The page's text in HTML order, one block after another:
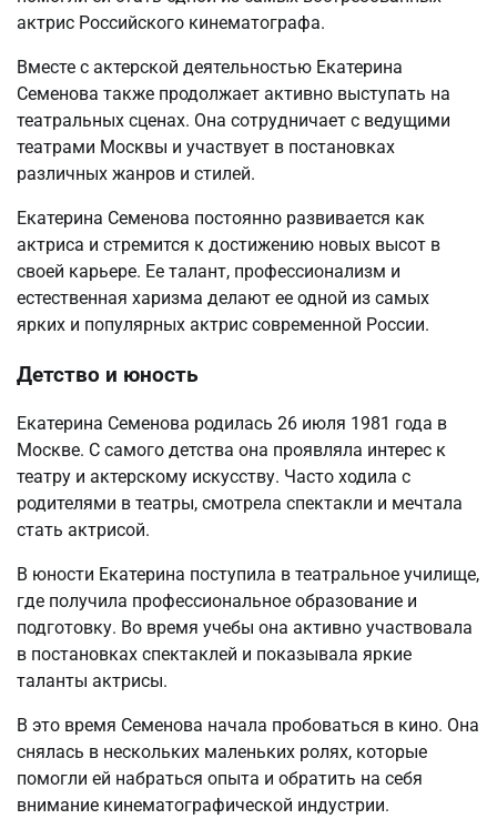
актрис Российского кинематографа.
Вместе с актерской деятельностью Екатерина
Семенова также продолжает активно выступать на
театральных сценах. Она сотрудничает с ведущими
театрами Москвы и участвует в постановках
различных жанров и стилей.
Екатерина Семенова постоянно развивается как
актриса и стремится к достижению новых высот в
своей карьере. Ее талант, профессионализм и
естественная харизма делают ее одной из самых
ярких и популярных актрис современной России.
Детство и юность
Екатерина Семенова родилась 26 июля 1981 года в
Москве. С самого детства она проявляла интерес к
театру и актерскому искусству. Часто ходила с
родителями в театры, смотрела спектакли и мечтала
стать актрисой.
В юности Екатерина поступила в театральное училище,
где получила профессиональное образование и
подготовку. Во время учебы она активно участвовала
в постановках спектаклей и показывала яркие
таланты актрисы.
В это время Семенова начала пробоваться в кино. Она
снялась в нескольких маленьких ролях, которые
помогли ей набраться опыта и обратить на себя
внимание кинематографической индустрии.